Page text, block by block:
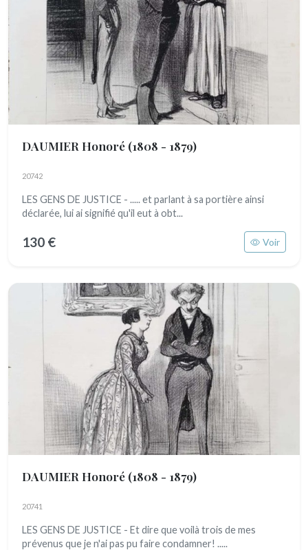
DAUMIER Honoré (1808 - 1879)
20742
LES GENS DE JUSTICE - ..... et parlant à sa portière ainsi
déclarée, lui ai signifié qu'il eut à obt...
130 € Voir
DAUMIER Honoré (1808 - 1879)
20741
LES GENS DE JUSTICE - Et dire que voilà trois de mes
prévenus que je n'ai pas pu faire condamner! .....